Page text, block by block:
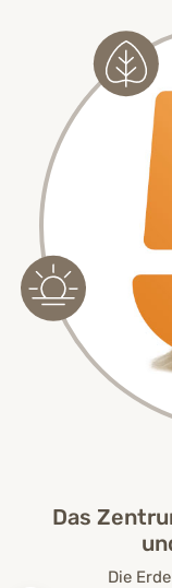
Das
Die